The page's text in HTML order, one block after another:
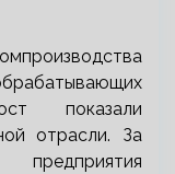
показали
отрасли. За